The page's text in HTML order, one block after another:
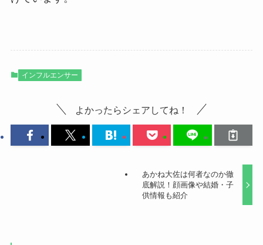
インフルエンサー
よかったらシェアしてね！
あかね大佐は何者なのか徹
底解説！顔画像や結婚・子
供情報も紹介